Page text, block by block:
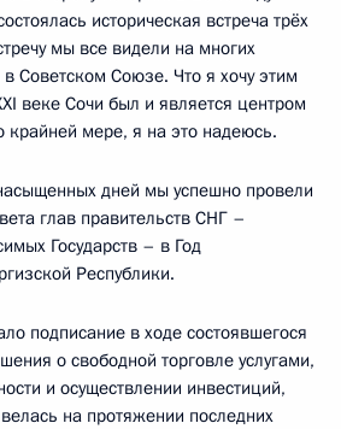
историческая встреча трёх
мы все видели на многих
Советском Союзе. Что я хочу этим
веке Сочи был и является центром
крайней мере, я на это надеюсь.
дней мы успешно провели
глав правительств СНГ –
Государств – в Год
Республики.
подписание в ходе состоявшегося
о свободной торговле услугами,
и осуществлении инвестиций,
на протяжении последних